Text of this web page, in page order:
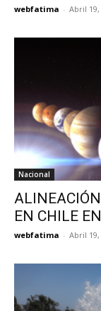
webfatima - Abril 19,
Nacional
EN CHILE
webfatima - Abril 19,